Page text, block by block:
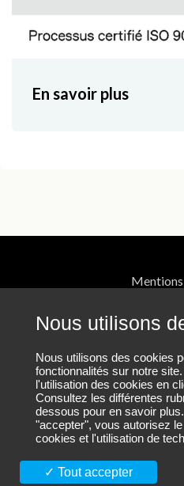
Nous utilisons
Nous utilisons des cookies
fonctionnalités sur notre
l'utilisation des cookies en
Consultez les différentes
dessous pour en savoir
"accepter", vous autorisez
cookies et l'utilisation de
Tout accepter
En savoir plus
Plan
Nous suivre